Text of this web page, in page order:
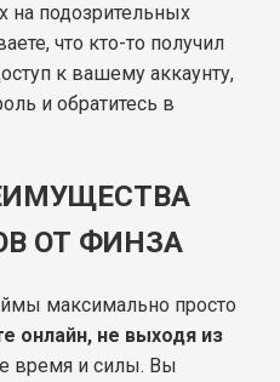
на подозрительных
что кто-то получил
к вашему аккаунту,
и обратитесь в
ОТ ФИНЗА
максимально просто
онлайн, не выходя из
время и силы. Вы